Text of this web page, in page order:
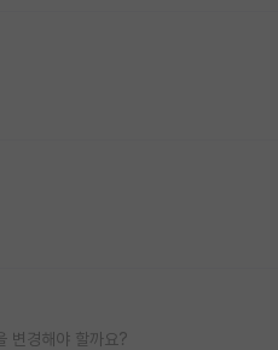
변경해야 할까요?